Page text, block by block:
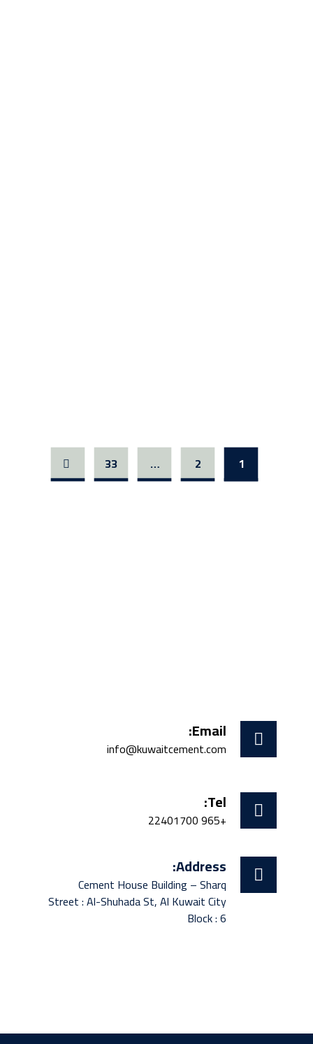
1
2
…
33
Email:
info@kuwaitcement.com
Tel:
+965 22401700
Address:
Cement House Building – Sharq
Street : Al-Shuhada St, Al Kuwait City
Block : 6